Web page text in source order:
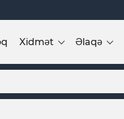
Xidmət Əlaqə